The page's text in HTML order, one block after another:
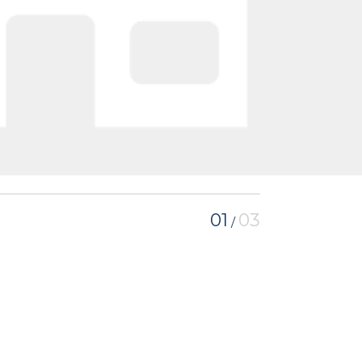
01 / 03